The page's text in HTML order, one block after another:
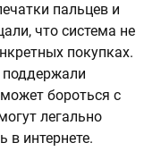
пальцев и
что система не
покупках.
бороться с
легально
в интернете.